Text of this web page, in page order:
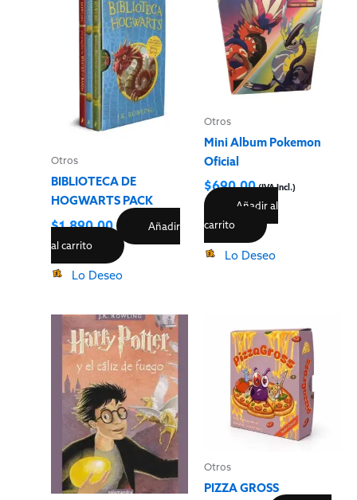
Otros
BIBLIOTECA DE
HOGWARTS PACK
$1,890.00
Añadir
al carrito
Lo Deseo
Otros
Mini Album Pokemon
Oficial
$690.00 (IVA Incl.)
Añadir al
carrito
Lo Deseo
Otros
PIZZA GROSS